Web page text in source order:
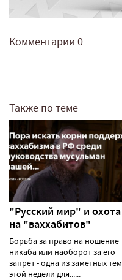
Комментарии 0
Также по теме
"Русский мир" и охота
на "ваххабитов"
Борьба за право на ношение
никаба или наоборот за его
запрет - одна из заметных тем
этой недели для......